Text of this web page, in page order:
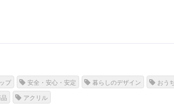
プ 安全・安心・安定 暮らしのデザイン おう
アクリル